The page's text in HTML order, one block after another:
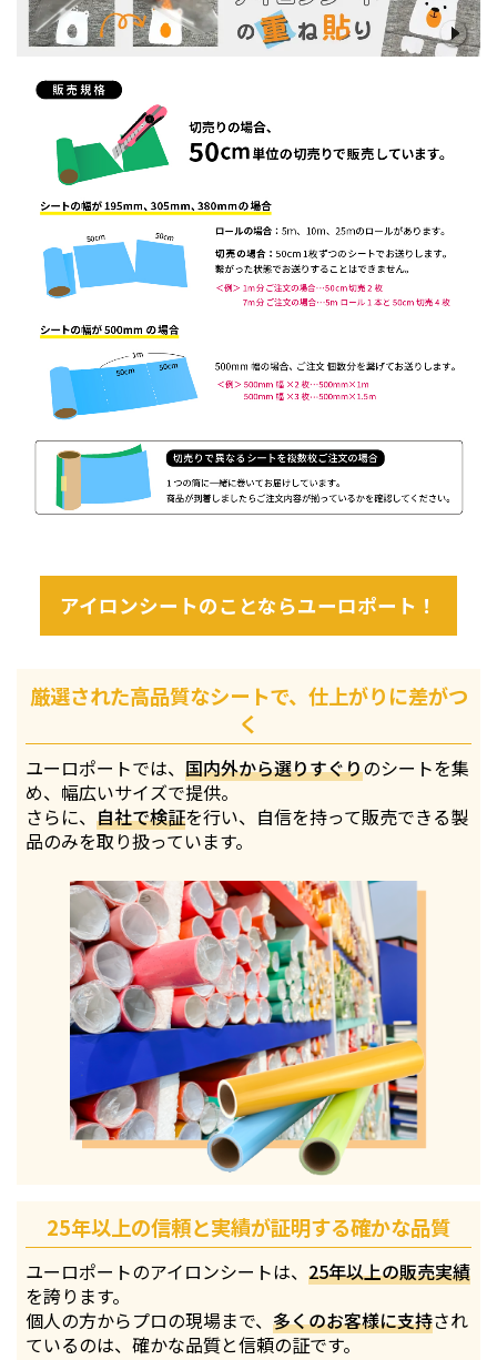
アイロンシートのことならユーロポート！
厳選された高品質なシートで、仕上がりに差がつ
く
ユーロポートでは、国内外から選りすぐりのシートを集
め、幅広いサイズで提供。
さらに、自社で検証を行い、自信を持って販売できる製
品のみを取り扱っています。
25年以上の信頼と実績が証明する確かな品質
ユーロポートのアイロンシートは、25年以上の販売実績
を誇ります。
個人の方からプロの現場まで、多くのお客様に支持され
ているのは、確かな品質と信頼の証です。